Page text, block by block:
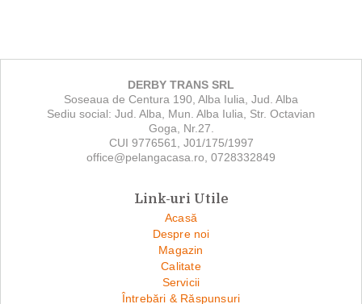
DERBY TRANS SRL
Soseaua de Centura 190, Alba Iulia, Jud. Alba
Sediu social: Jud. Alba, Mun. Alba Iulia, Str. Octavian
Goga, Nr.27.
CUI 9776561, J01/175/1997
office@pelangacasa.ro, 0728332849
Link-uri Utile
Acasă
Despre noi
Magazin
Calitate
Servicii
Întrebări & Răspunsuri